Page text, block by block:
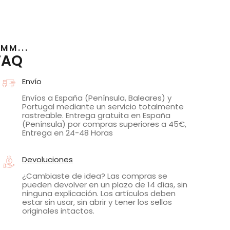
Envío
Envíos a España (Península, Baleares) y
Portugal mediante un servicio totalmente
rastreable. Entrega gratuita en España
(Península) por compras superiores a 45€,
Entrega en 24-48 Horas
Devoluciones
¿Cambiaste de idea? Las compras se
pueden devolver en un plazo de 14 días, sin
ninguna explicación. Los artículos deben
estar sin usar, sin abrir y tener los sellos
originales intactos.